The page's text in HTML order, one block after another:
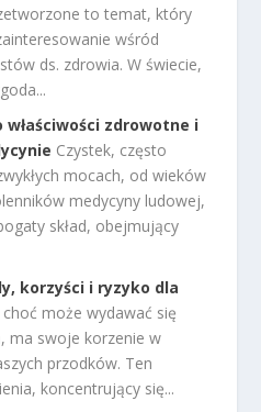
to temat, który
wśród
ds. zdrowia. W świecie,
zdrowotne i
Czystek, często
mocach, od wieków
medycyny ludowej,
skład, obejmujący
korzyści i ryzyko dla
może wydawać się
ma swoje korzenie w
przodków. Ten
koncentrujący się...